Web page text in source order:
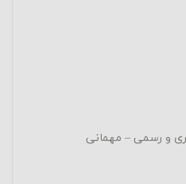
و رسمی – مهمانی